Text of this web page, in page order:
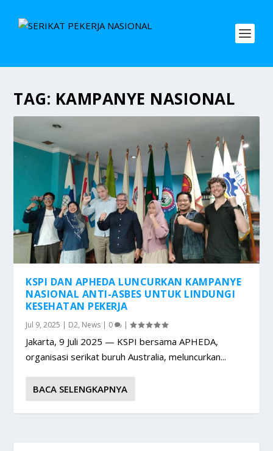
TAG: KAMPANYE NASIONAL
KSPI DAN APHEDA LUNCURKAN KAMPANYE
NASIONAL ANTI-ASBES UNTUK LINDUNGI
KESEHATAN PEKERJA
Jul 9, 2025 | D2, News | 0 |
Jakarta, 9 Juli 2025 — KSPI bersama APHEDA,
organisasi serikat buruh Australia, meluncurkan...
BACA SELENGKAPNYA